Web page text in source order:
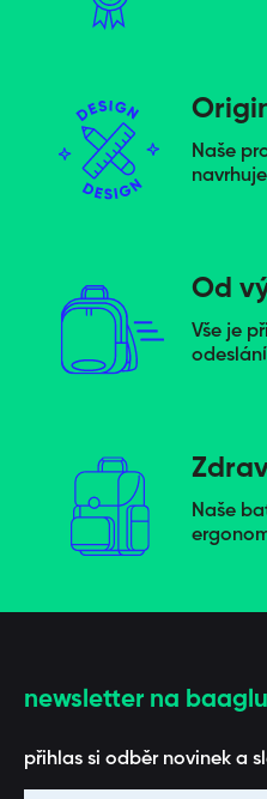
Naše
Od
Vše je
Naše
newsletter na baaglu
přihlas si odběr novinek a